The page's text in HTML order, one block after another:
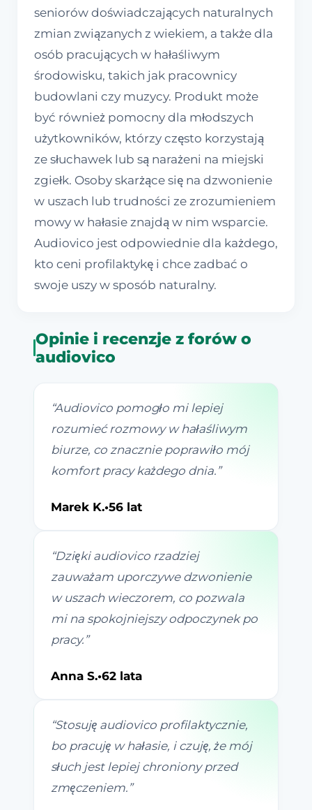
seniorów doświadczających naturalnych
zmian związanych z wiekiem, a także dla
osób pracujących w hałaśliwym
środowisku, takich jak pracownicy
budowlani czy muzycy. Produkt może
być również pomocny dla młodszych
użytkowników, którzy często korzystają
ze słuchawek lub są narażeni na miejski
zgiełk. Osoby skarżące się na dzwonienie
w uszach lub trudności ze zrozumieniem
mowy w hałasie znajdą w nim wsparcie.
Audiovico jest odpowiednie dla każdego,
kto ceni profilaktykę i chce zadbać o
swoje uszy w sposób naturalny.
Opinie i recenzje z forów o
audiovico
“Audiovico pomogło mi lepiej
rozumieć rozmowy w hałaśliwym
biurze, co znacznie poprawiło mój
komfort pracy każdego dnia. ”
Marek K.•56 lat
“Dzięki audiovico rzadziej
zauważam uporczywe dzwonienie
w uszach wieczorem, co pozwala
mi na spokojniejszy odpoczynek po
pracy. ”
Anna S.•62 lata
“Stosuję audiovico profilaktycznie,
bo pracuję w hałasie, i czuję, że mój
słuch jest lepiej chroniony przed
zmęczeniem. ”